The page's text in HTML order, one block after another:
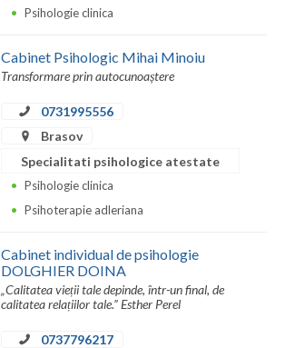
Psihologie clinica
Cabinet Psihologic Mihai Minoiu
Transformare prin autocunoaștere
0731995556
Brasov
Specialitati psihologice atestate
Psihologie clinica
Psihoterapie adleriana
Cabinet individual de psihologie
DOLGHIER DOINA
„Calitatea vieții tale depinde, într-un final, de
calitatea relațiilor tale.” Esther Perel
0737796217